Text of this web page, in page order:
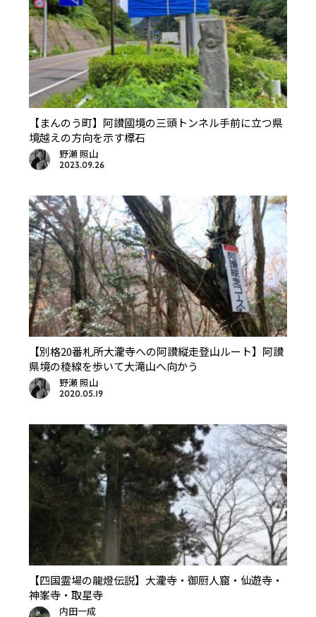
【まんのう町】阿讃國境の三頭トンネル手前に立つ県
境越えの方向を示す標石
野瀬 照山
2023.09.26
【別格20番札所大瀧寺への阿讃縦走登山ルート】阿讃
県境の稜線を歩いて大滝山へ向かう
野瀬 照山
2020.05.19
【四国霊場の龍燈伝説】大瀧寺・御厨人窟・仙遊寺・
神峯寺・取星寺
内田一成